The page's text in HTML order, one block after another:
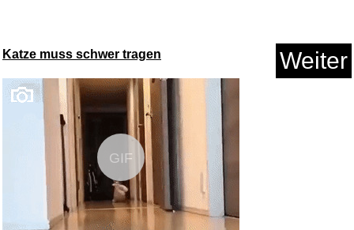
Anzeige
Katze muss schwer tragen Weiter
GIF